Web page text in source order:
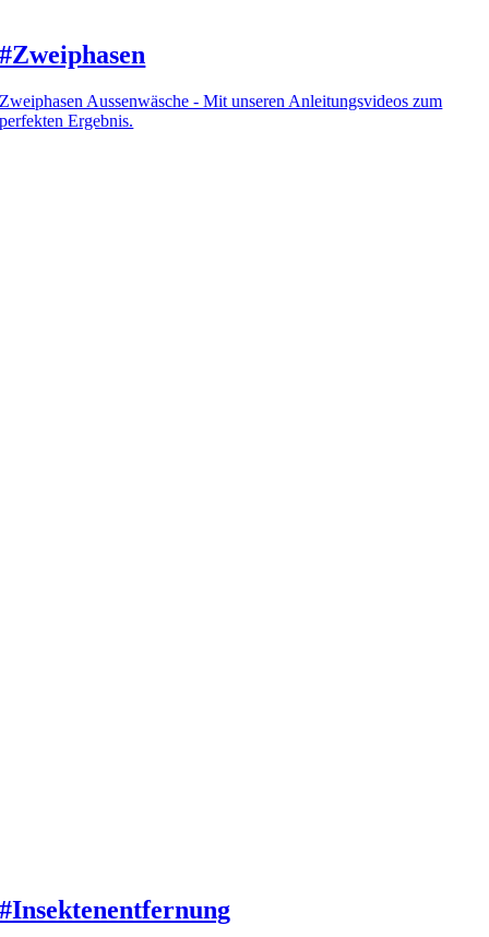
#Zweiphasen
Zweiphasen Aussenwäsche - Mit unseren Anleitungsvideos zum
perfekten Ergebnis.
#Insektenentfernung